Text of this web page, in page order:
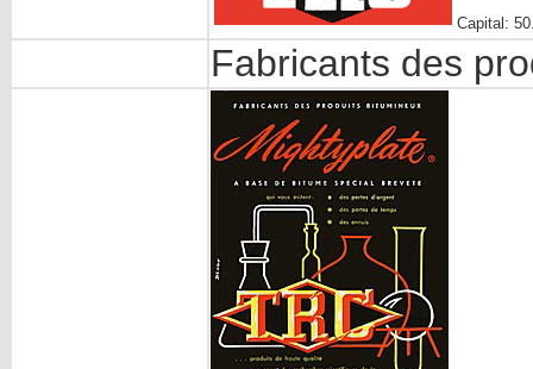
Capital:
Fabricants des